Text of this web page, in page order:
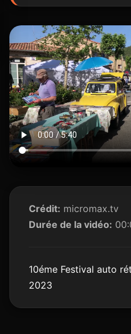
Crédit: micromax.tv
Durée de la vidéo:
10éme Festival auto
2023